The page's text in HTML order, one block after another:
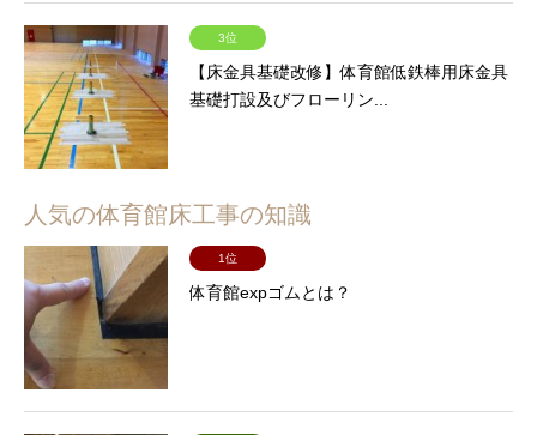
3位
【床金具基礎改修】体育館低鉄棒用床金具
基礎打設及びフローリン...
人気の体育館床工事の知識
1位
体育館expゴムとは？